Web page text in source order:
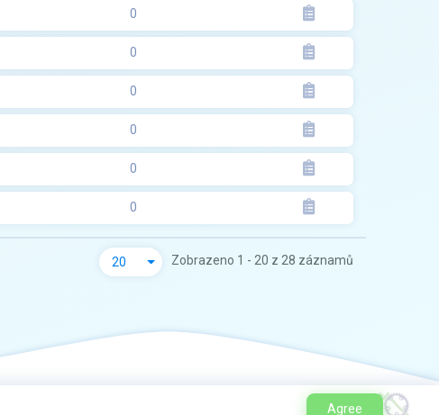
0
0
0
0
0
0
20 Zobrazeno 1 - 20 z 28 záznamů
Agree